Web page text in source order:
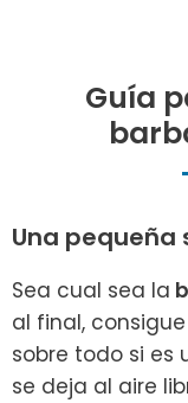
Guía
Una pequeña
Sea cual sea la
al final,
sobre todo si es
se deja al aire